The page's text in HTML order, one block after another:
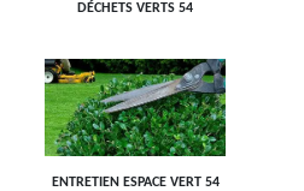
DÉCHETS VERTS 54
ENTRETIEN ESPACE VERT 54